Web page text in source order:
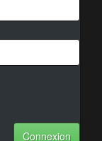
Connexion